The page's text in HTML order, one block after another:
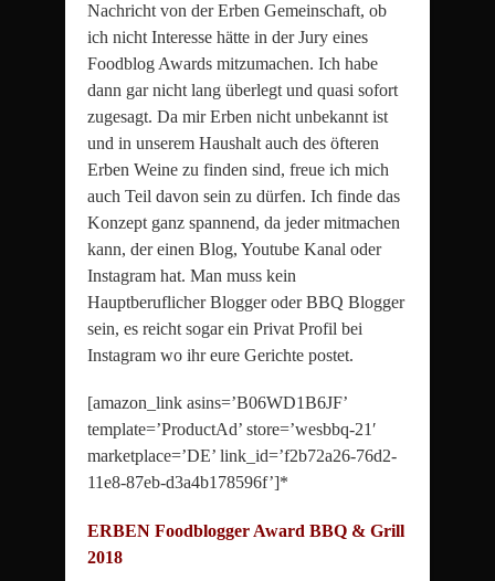
Nachricht von der Erben Gemeinschaft, ob
ich nicht Interesse hätte in der Jury eines
Foodblog Awards mitzumachen. Ich habe
dann gar nicht lang überlegt und quasi sofort
zugesagt. Da mir Erben nicht unbekannt ist
und in unserem Haushalt auch des öfteren
Erben Weine zu finden sind, freue ich mich
auch Teil davon sein zu dürfen. Ich finde das
Konzept ganz spannend, da jeder mitmachen
kann, der einen Blog, Youtube Kanal oder
Instagram hat. Man muss kein
Hauptberuflicher Blogger oder BBQ Blogger
sein, es reicht sogar ein Privat Profil bei
Instagram wo ihr eure Gerichte postet.
[amazon_link asins=’B06WD1B6JF’
template=’ProductAd’ store=’wesbbq-21′
marketplace=’DE’ link_id=’f2b72a26-76d2-
11e8-87eb-d3a4b178596f’]*
ERBEN Foodblogger Award BBQ & Grill
2018